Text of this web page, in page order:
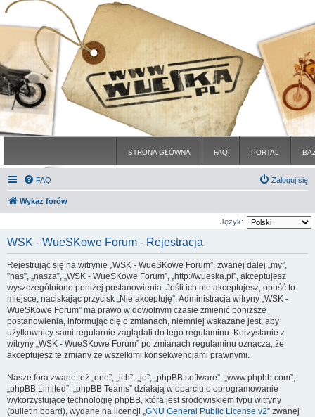
STRONA GŁÓWNA FAQ PORTAL
FAQ Zaloguj się
Wykaz forów
Język:
WSK - WueSKowe Forum - Rejestracja
Rejestrując się na witrynie „WSK - WueSKowe Forum”, zwanej dalej „my”,
”nas”, „nasza”, „WSK - WueSKowe Forum”, „http://wueska.pl”, akceptujesz
wyszczególnione poniżej postanowienia. Jeśli ich nie akceptujesz, opuść to
miejsce, naciskając przycisk „Nie akceptuję”. Administracja witryny „WSK -
WueSKowe Forum” ma prawo w dowolnym czasie zmienić poniższe
postanowienia, informując cię o zmianach, niemniej wskazane jest, aby
użytkownicy sami regularnie zaglądali do tego regulaminu. Korzystanie z
witryny „WSK - WueSKowe Forum” po zmianach regulaminu oznacza, że
akceptujesz te zmiany ze wszelkimi konsekwencjami prawnymi.
Nasze fora zwane też „one”, „ich”, „je”, „phpBB software”, „www.phpbb.com”,
„phpBB Limited”, „phpBB Teams” działają w oparciu o oprogramowanie
wykorzystujące technologię phpBB, która jest środowiskiem typu witryny
(bulletin board), wydane na licencji „GNU General Public License v2” zwanej